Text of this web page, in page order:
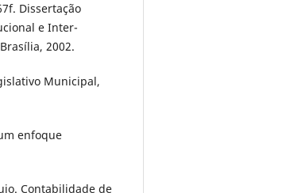
Dissertação
e Inter-
2002.
Municipal,
enfoque
Contabilidade de